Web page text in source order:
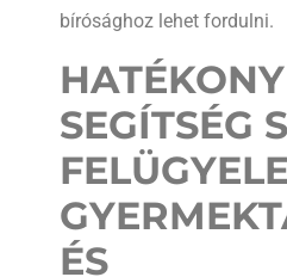
bírósághoz lehet fordulni.
SEGÍTSÉG
ÉS